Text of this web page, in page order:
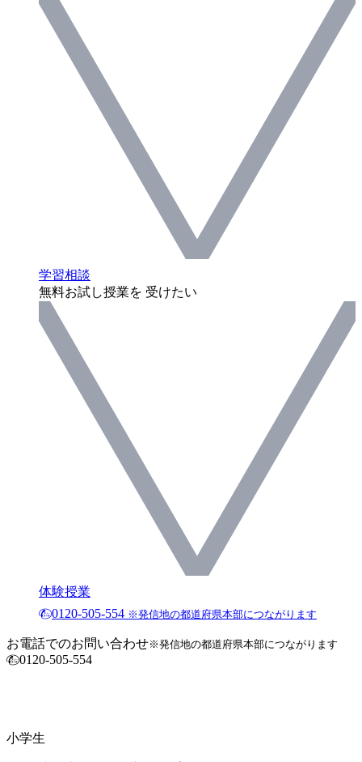
学習相談
無料お試し授業を 受けたい
体験授業
0120-505-554 ※発信地の都道府県本部につながります
お電話でのお問い合わせ※発信地の都道府県本部につながります
0120-505-554
小学生